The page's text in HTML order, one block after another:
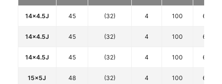
14x4.5J 45 (32) 4 100 67.1
14x4.5J 45 (32) 4 100 67.1
14x4.5J 45 (32) 4 100 67.1
15x5J 48 (32) 4 100 67.1